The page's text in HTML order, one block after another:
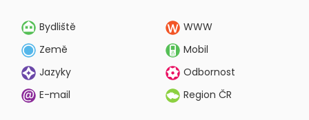
Bydliště
WWW
Země
Mobil
Jazyky
Odbornost
E-mail
Region ČR